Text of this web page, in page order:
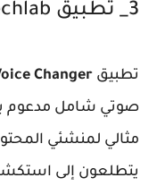
3_ تطبيق Speechlab :
تطبيق Changer
مثالي لمنشئي
يتطلعون إلى